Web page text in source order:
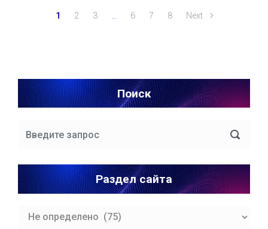
1 2 3 … 6 7 8 Next
Поиск
Раздел сайта
Раздел